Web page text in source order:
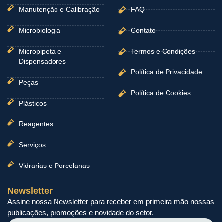
Manutenção e Calibração
Microbiologia
Micropipeta e
Dispensadores
Peças
Plásticos
Reagentes
Serviços
Vidrarias e Porcelanas
FAQ
Contato
Termos e Condições
Política de Privacidade
Política de Cookies
Newsletter
Assine nossa Newsletter para receber em primeira mão nossas
publicações, promoções e novidade do setor.